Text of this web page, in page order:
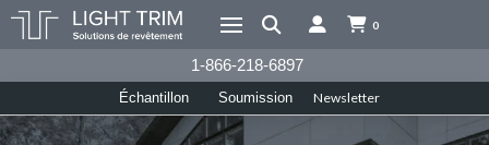
0
1-866-218-6897
Échantillon Soumission Newsletter